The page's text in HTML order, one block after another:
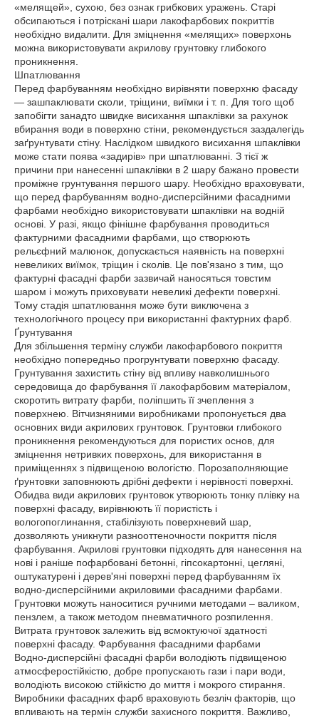
«мелящей», сухою, без ознак грибкових уражень. Старі
обсипаються і потріскані шари лакофарбових покриттів
необхідно видалити. Для зміцнення «мелящих» поверхонь
можна використовувати акрилову грунтовку глибокого
проникнення.
Шпатлювання
Перед фарбуванням необхідно вирівняти поверхню фасаду
— зашпаклювати сколи, тріщини, виїмки і т. п. Для того щоб
запобігти занадто швидке висихання шпаклівки за рахунок
вбирання води в поверхню стіни, рекомендується заздалегідь
заґрунтувати стіну. Наслідком швидкого висихання шпаклівки
може стати поява «задирів» при шпатлюванні. З тієї ж
причини при нанесенні шпаклівки в 2 шару бажано провести
проміжне грунтування першого шару. Необхідно враховувати,
що перед фарбуванням водно-дисперсійними фасадними
фарбами необхідно використовувати шпаклівки на водній
основі. У разі, якщо фінішне фарбування проводиться
фактурними фасадними фарбами, що створюють
рельєфний малюнок, допускається наявність на поверхні
невеликих виїмок, тріщин і сколів. Це пов'язано з тим, що
фактурні фасадні фарби зазвичай наносяться товстим
шаром і можуть приховувати невеликі дефекти поверхні.
Тому стадія шпатлювання може бути виключена з
технологічного процесу при використанні фактурних фарб.
Ґрунтування
Для збільшення терміну служби лакофарбового покриття
необхідно попередньо прогрунтувати поверхню фасаду.
Грунтування захистить стіну від впливу навколишнього
середовища до фарбування її лакофарбовим матеріалом,
скоротить витрату фарби, поліпшить її зчеплення з
поверхнею. Вітчизняними виробниками пропонується два
основних види акрилових грунтовок. Грунтовки глибокого
проникнення рекомендуються для пористих основ, для
зміцнення нетривких поверхонь, для використання в
приміщеннях з підвищеною вологістю. Порозаполняющие
ґрунтовки заповнюють дрібні дефекти і нерівності поверхні.
Обидва види акрилових грунтовок утворюють тонку плівку на
поверхні фасаду, вирівнюють її пористість і
вологопоглинання, стабілізують поверхневий шар,
дозволяють уникнути разнооттеночности покриття після
фарбування. Акрилові грунтовки підходять для нанесення на
нові і раніше пофарбовані бетонні, гіпсокартонні, цегляні,
оштукатурені і дерев'яні поверхні перед фарбуванням їх
водно-дисперсійними акриловими фасадними фарбами.
Грунтовки можуть наноситися ручними методами – валиком,
пензлем, а також методом пневматичного розпилення.
Витрата грунтовок залежить від всмоктуючої здатності
поверхні фасаду. Фарбування фасадними фарбами
Водно-дисперсійні фасадні фарби володіють підвищеною
атмосферостійкістю, добре пропускають гази і пари води,
володіють високою стійкістю до миття і мокрого стирання.
Виробники фасадних фарб враховують безліч факторів, що
впливають на термін служби захисного покриття. Важливо,